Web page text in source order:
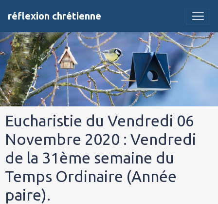
réflexion chrétienne
Eucharistie du Vendredi 06
Novembre 2020 : Vendredi
de la 31ème semaine du
Temps Ordinaire (Année
paire).